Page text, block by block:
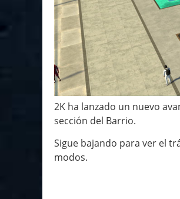
2K ha lanzado un nuevo
sección del Barrio.
Sigue bajando para ver el
modos.